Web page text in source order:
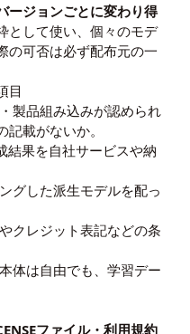
ージョンごとに変わり得
として使い、個々のモデ
の可否は必ず配布元の一
目
製品組み込みが認められ
載がないか。
結果を自社サービスや納
グした派生モデルを配っ
クレジット表記などの条
体は自由でも、学習デー
ファイル・利用規約